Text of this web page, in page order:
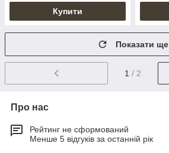
Купити
Показати ще
1 / 2
Про нас
Рейтинг не сформований
Менше 5 відгуків за останній рік